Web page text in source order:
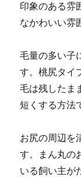
印象のある雰
なかわいい雰
毛量の多い子
す。桃尻タイ
毛は残したま
短くする方法
お尻の周辺を
す。まん丸の
いる飼い主が